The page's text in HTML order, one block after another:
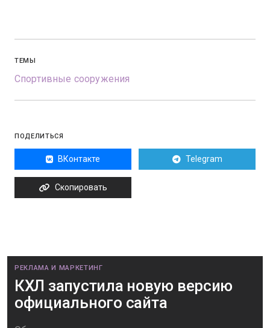
ТЕМЫ
Спортивные сооружения
ПОДЕЛИТЬСЯ
ВКонтакте Telegram
Скопировать
РЕКЛАМА И МАРКЕТИНГ
КХЛ запустила новую версию
официального сайта